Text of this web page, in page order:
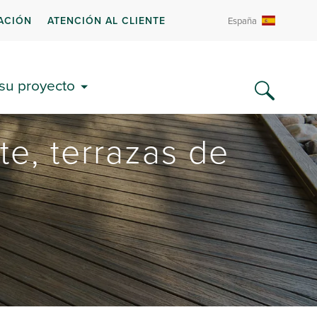
ATENCIÓN AL CLIENTE España
proyecto
terrazas de